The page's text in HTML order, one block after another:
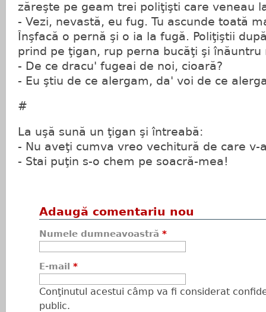
zăreşte pe geam trei poliţişti care veneau
- Vezi, nevastă, eu fug. Tu ascunde toată
Înşfacă o pernă şi o ia la fugă. Poliţiştii
prind pe ţigan, rup perna bucăţi şi
- De ce dracu' fugeai de noi, cioară?
- Eu ştiu de ce alergam, da' voi de ce
#
La uşă sună un ţigan şi întreabă:
- Nu aveţi cumva vreo vechitură de care v-
- Stai puţin s-o chem pe soacră-mea!
Adaugă comentariu nou
Numele dumneavoastră *
E-mail *
Conţinutul acestui câmp va fi considerat
public.